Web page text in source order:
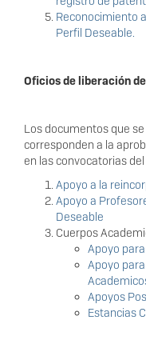
Reconocimiento
Perfil Deseable.
Oficios de liberación
Los documentos que
corresponden a la
en las convocatorias del
Apoyo a la
Apoyo a
Deseable
Cuerpos
Apoyo
Apoyo
Apoyos
Estancias